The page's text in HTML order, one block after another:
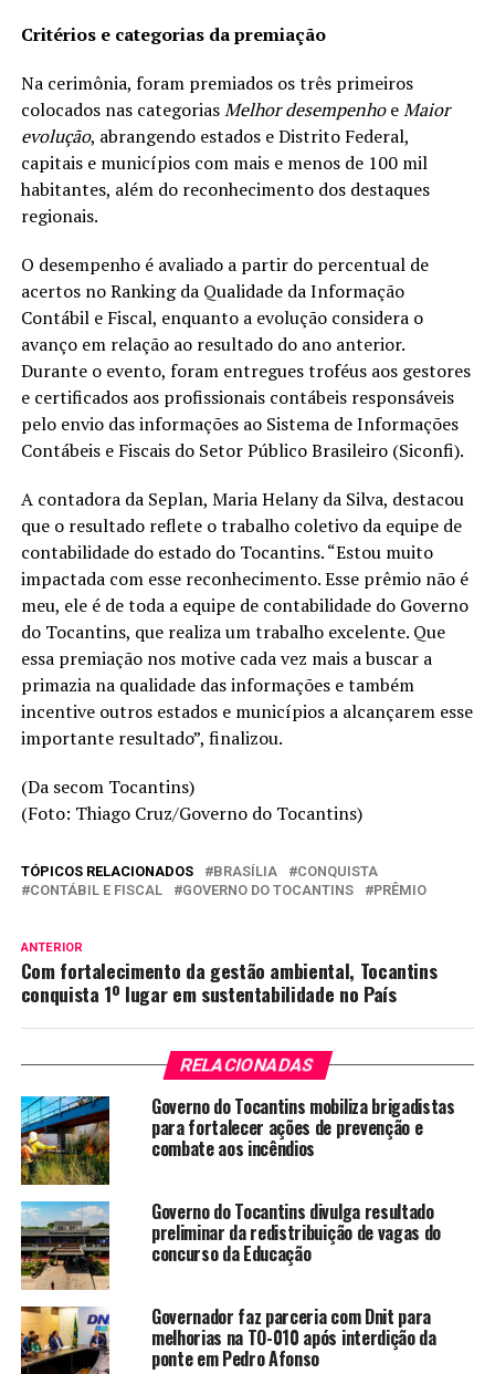
Critérios e categorias da premiação
Na cerimônia, foram premiados os três primeiros
colocados nas categoriasMelhor desempenhoeMaior
evolução, abrangendo estados e Distrito Federal,
capitais e municípios com mais e menos de 100 mil
habitantes, além do reconhecimento dos destaques
regionais.
O desempenho é avaliado a partir do percentual de
acertos no Ranking da Qualidade da Informação
Contábil e Fiscal, enquanto a evolução considera o
avanço em relação ao resultado do ano anterior.
Durante o evento, foram entregues troféus aos gestores
e certificados aos profissionais contábeis responsáveis
pelo envio das informações ao Sistema de Informações
Contábeis e Fiscais do Setor Público Brasileiro (Siconfi).
A contadora da Seplan, Maria Helany da Silva, destacou
que o resultado reflete o trabalho coletivo da equipe de
contabilidade do estado do Tocantins. “Estou muito
impactada com esse reconhecimento. Esse prêmio não é
meu, ele é de toda a equipe de contabilidade do Governo
do Tocantins, que realiza um trabalho excelente. Que
essa premiação nos motive cada vez mais a buscar a
primazia na qualidade das informações e também
incentive outros estados e municípios a alcançarem esse
importante resultado”, finalizou.
(Da secom Tocantins)
(Foto: Thiago Cruz/Governo do Tocantins)
TÓPICOS RELACIONADOS BRASÍLIA
CONQUISTA
CONTÁBIL E FISCAL
GOVERNO DO TOCANTINS PRÊMIO
ANTERIOR
Com fortalecimento da gestão ambiental, Tocantins
conquista 1º lugar em sustentabilidade no País
RELACIONADAS
Governo do Tocantins mobiliza brigadistas
para fortalecer ações de prevenção e
combate aos incêndios
Governo do Tocantins divulga resultado
preliminar da redistribuição de vagas do
concurso da Educação
Governador faz parceria com Dnit para
melhorias na TO-010 após interdição da
ponte em Pedro Afonso